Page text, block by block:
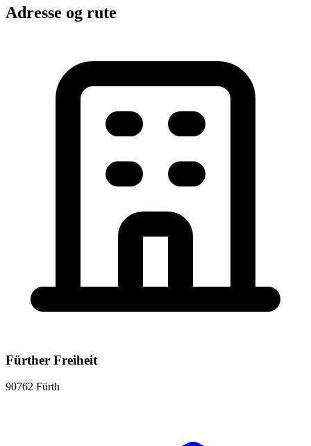
Adresse og rute
Fürther Freiheit
90762 Fürth